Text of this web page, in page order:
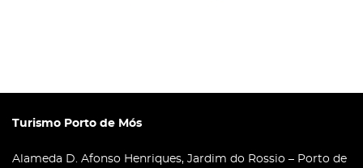
Turismo Porto de Mós
Alameda D. Afonso Henriques, Jardim do Rossio – Porto de